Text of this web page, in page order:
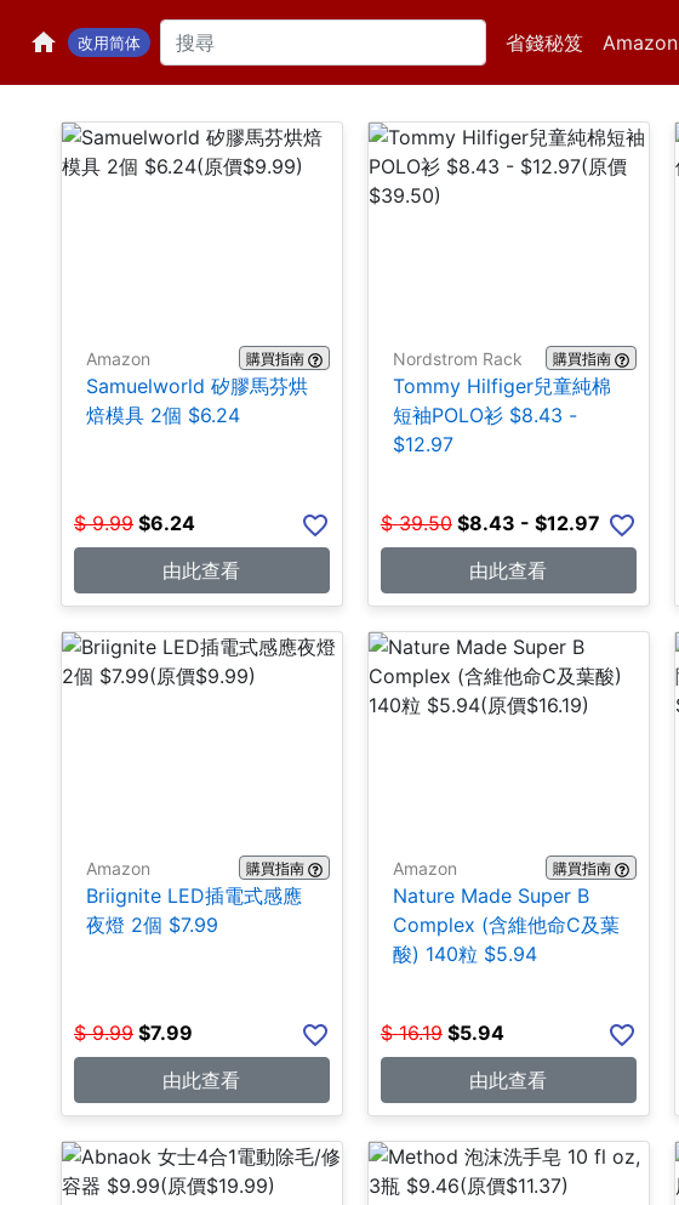
改用简体 省錢秘笈 Amazon
Amazon 購買指南
Samuelworld 矽膠馬芬烘
焙模具 2個 $6.24
$ 9.99 $6.24
由此查看
Nordstrom Rack 購買指南
Tommy Hilfiger兒童純棉
短袖POLO衫 $8.43 -
$12.97
$ 39.50 $8.43 - $12.97
由此查看
Amazon 購買指南
Briignite LED插電式感應
夜燈 2個 $7.99
$ 9.99 $7.99
由此查看
Amazon 購買指南
Nature Made Super B
Complex (含維他命C及葉
酸) 140粒 $5.94
$ 16.19 $5.94
由此查看